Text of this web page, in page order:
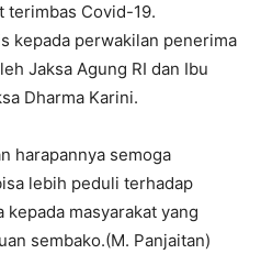
terimbas Covid-19.
kepada perwakilan penerima
Jaksa Agung RI dan Ibu
Dharma Karini.
harapannya semoga
lebih peduli terhadap
masyarakat yang
sembako.(M. Panjaitan)